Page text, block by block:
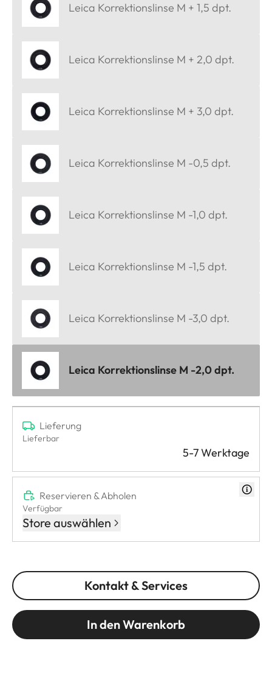
Leica Korrektionslinse M + 1,5 dpt.
Leica Korrektionslinse M + 2,0 dpt.
Leica Korrektionslinse M + 3,0 dpt.
Leica Korrektionslinse M -0,5 dpt.
Leica Korrektionslinse M -1,0 dpt.
Leica Korrektionslinse M -1,5 dpt.
Leica Korrektionslinse M -3,0 dpt.
Leica Korrektionslinse M -2,0 dpt.
Lieferung
Lieferbar
5-7 Werktage
Reservieren & Abholen
Verfügbar
Store auswählen
Kontakt & Services
In den Warenkorb